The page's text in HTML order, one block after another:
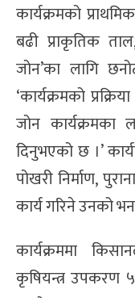
कार्यक्रमको
बढी प्राकृतिक
जोन’का लागि
‘कार्यक्रमको
जोन
दिनुभएको छ ।’
पोखरी निर्माण,
कार्य गरिने उनको
कार्यक्रममा
कृषियन्त्र उपकरण